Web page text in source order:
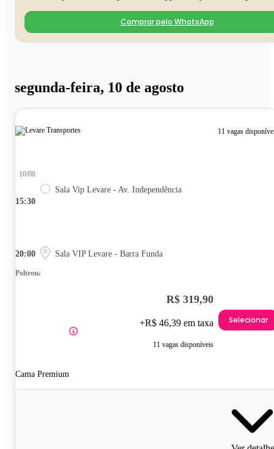
Comprar pelo WhatsApp
segunda-feira, 10 de agosto
11 vagas
15:30
10/08
Sala Vip Levare - Av. Independência
20:00 Sala VIP Levare - Barra Funda
Poltrona
Cama Premium
R$ 319,90
+R$ 46,39 em taxa
11 vagas disponíveis
Selecionar